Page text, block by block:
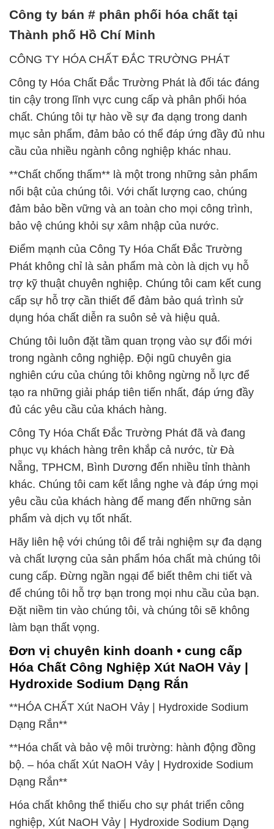
Công ty bán # phân phối hóa chất tại
Thành phố Hồ Chí Minh
CÔNG TY HÓA CHẤT ĐẮC TRƯỜNG PHÁT
Công ty Hóa Chất Đắc Trường Phát là đối tác đáng
tin cậy trong lĩnh vực cung cấp và phân phối hóa
chất. Chúng tôi tự hào về sự đa dạng trong danh
mục sản phẩm, đảm bảo có thể đáp ứng đầy đủ nhu
cầu của nhiều ngành công nghiệp khác nhau.
**Chất chống thấm** là một trong những sản phẩm
nổi bật của chúng tôi. Với chất lượng cao, chúng
đảm bảo bền vững và an toàn cho mọi công trình,
bảo vệ chúng khỏi sự xâm nhập của nước.
Điểm mạnh của Công Ty Hóa Chất Đắc Trường
Phát không chỉ là sản phẩm mà còn là dịch vụ hỗ
trợ kỹ thuật chuyên nghiệp. Chúng tôi cam kết cung
cấp sự hỗ trợ cần thiết để đảm bảo quá trình sử
dụng hóa chất diễn ra suôn sẻ và hiệu quả.
Chúng tôi luôn đặt tầm quan trọng vào sự đổi mới
trong ngành công nghiệp. Đội ngũ chuyên gia
nghiên cứu của chúng tôi không ngừng nỗ lực để
tạo ra những giải pháp tiên tiến nhất, đáp ứng đầy
đủ các yêu cầu của khách hàng.
Công Ty Hóa Chất Đắc Trường Phát đã và đang
phục vụ khách hàng trên khắp cả nước, từ Đà
Nẵng, TPHCM, Bình Dương đến nhiều tỉnh thành
khác. Chúng tôi cam kết lắng nghe và đáp ứng mọi
yêu cầu của khách hàng để mang đến những sản
phẩm và dịch vụ tốt nhất.
Hãy liên hệ với chúng tôi để trải nghiệm sự đa dạng
và chất lượng của sản phẩm hóa chất mà chúng tôi
cung cấp. Đừng ngần ngại để biết thêm chi tiết và
để chúng tôi hỗ trợ bạn trong mọi nhu cầu của bạn.
Đặt niềm tin vào chúng tôi, và chúng tôi sẽ không
làm bạn thất vọng.
Đơn vị chuyên kinh doanh • cung cấp
Hóa Chất Công Nghiệp Xút NaOH Vảy |
Hydroxide Sodium Dạng Rắn
**HÓA CHẤT Xút NaOH Vảy | Hydroxide Sodium
Dạng Rắn**
**Hóa chất và bảo vệ môi trường: hành động đồng
bộ. – hóa chất Xút NaOH Vảy | Hydroxide Sodium
Dạng Rắn**
Hóa chất không thể thiếu cho sự phát triển công
nghiệp, Xút NaOH Vảy | Hydroxide Sodium Dạng